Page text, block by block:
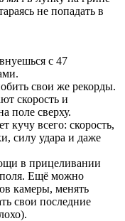
не попадать в
с 47
свои же рекорды.
скорость и
поле сверху.
кучу всего: скорость,
силу удара и даже
в прицеливании
поля. Ещё можно
камеры, менять
свои последние